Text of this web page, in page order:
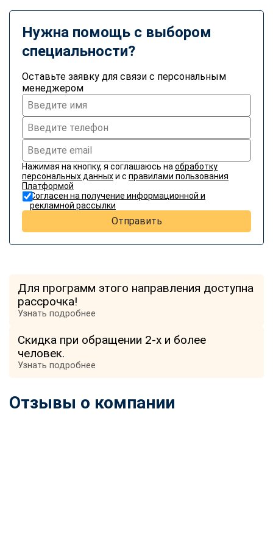
Нужна помощь с выбором
специальности?
Оставьте заявку для связи с персональным
менеджером
Нажимая на кнопку, я соглашаюсь на обработку
персональных данныхи с правилами пользования
Платформой
Согласен на получение информационной и
рекламной рассылки
Отправить
Для программ этого направления доступна
рассрочка!
Узнать подробнее
Скидка при обращении 2-х и более
человек.
Узнать подробнее
Отзывы о компании